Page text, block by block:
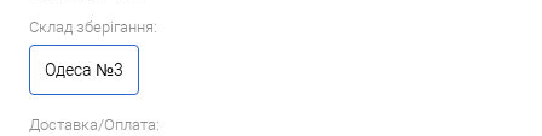
Склад зберігання:
Одеса №3
Доставка/Оплата: